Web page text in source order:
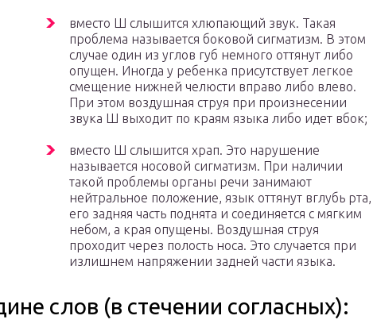
вместо Ш слышится хлюпающий звук. Такая
проблема называется боковой сигматизм. В этом
случае один из углов губ немного оттянут либо
опущен. Иногда у ребенка присутствует легкое
смещение нижней челюсти вправо либо влево.
При этом воздушная струя при произнесении
звука Ш выходит по краям языка либо идет вбок;
вместо Ш слышится храп. Это нарушение
называется носовой сигматизм. При наличии
такой проблемы органы речи занимают
нейтральное положение, язык оттянут вглубь рта,
его задняя часть поднята и соединяется с мягким
небом, а края опущены. Воздушная струя
проходит через полость носа. Это случается при
излишнем напряжении задней части языка.
слов (в стечении согласных):